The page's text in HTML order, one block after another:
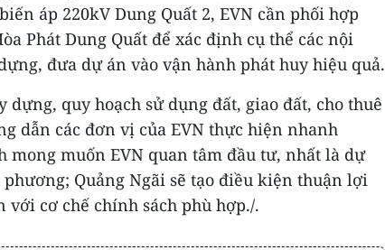
áp 220kV Dung Quất 2, EVN cần phối hợp
Phát Dung Quất để xác định cụ thể các nội
đưa dự án vào vận hành phát huy hiệu quả.
dựng, quy hoạch sử dụng đất, giao đất, cho thuê
dẫn các đơn vị của EVN thực hiện nhanh
mong muốn EVN quan tâm đầu tư, nhất là dự
Quảng Ngãi sẽ tạo điều kiện thuận lợi
với cơ chế chính sách phù hợp./.